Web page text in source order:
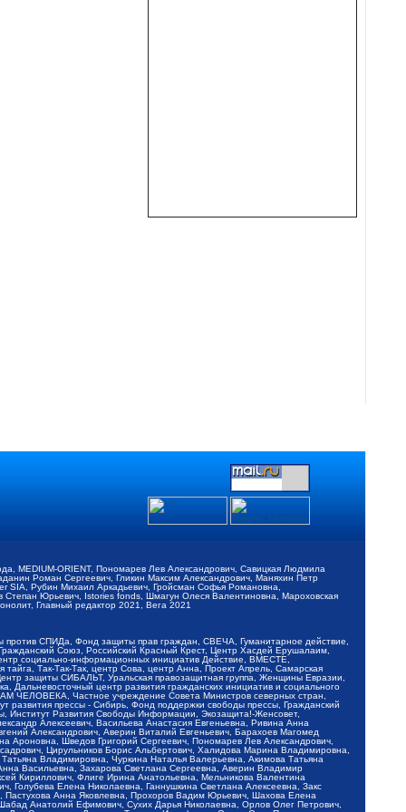
MEDIUM-ORIENT, Пономарев Лев Александрович, Савицкая Людмила
Роман Сергеевич, Гликин Максим Александрович, Маняхин Петр
Рубин Михаил Аркадьевич, Гройсман Софья Романовна,
Юрьевич, Istories fonds, Шмагун Олеся Валентиновна, Мароховская
Главный редактор 2021, Вега 2021
СПИДа, Фонд защиты прав граждан, СВЕЧА, Гуманитарное действие,
Союз, Российский Красный Крест, Центр Хасдей Ерушалаим,
социально-информационных инициатив Действие, ВМЕСТЕ,
Так-Так-Так, центр Сова, центр Анна, Проект Апрель, Самарская
защиты СИБАЛЬТ, Уральская правозащитная группа, Женщины Евразии,
Дальневосточный центр развития гражданских инициатив и социального
ЧЕЛОВЕКА, Частное учреждение Совета Министров северных стран,
прессы - Сибирь, Фонд поддержки свободы прессы, Гражданский
Институт Развития Свободы Информации, Экозащита!-Женсовет,
Алексеевич, Васильева Анастасия Евгеньевна, Ривина Анна
Александрович, Аверин Виталий Евгеньевич, Барахоев Магомед
Шведов Григорий Сергеевич, Пономарев Лев Александрович,
Цирульников Борис Альбертович, Халидова Марина Владимировна,
Владимировна, Чуркина Наталья Валерьевна, Акимова Татьяна
Васильевна, Захарова Светлана Сергеевна, Аверин Владимир
Кириллович, Флиге Ирина Анатольевна, Мельникова Валентина
Елена Николаевна, Ганнушкина Светлана Алексеевна, Закс
Анна Яковлевна, Прохоров Вадим Юрьевич, Шахова Елена
Анатолий Ефимович, Сухих Дарья Николаевна, Орлов Олег Петрович,